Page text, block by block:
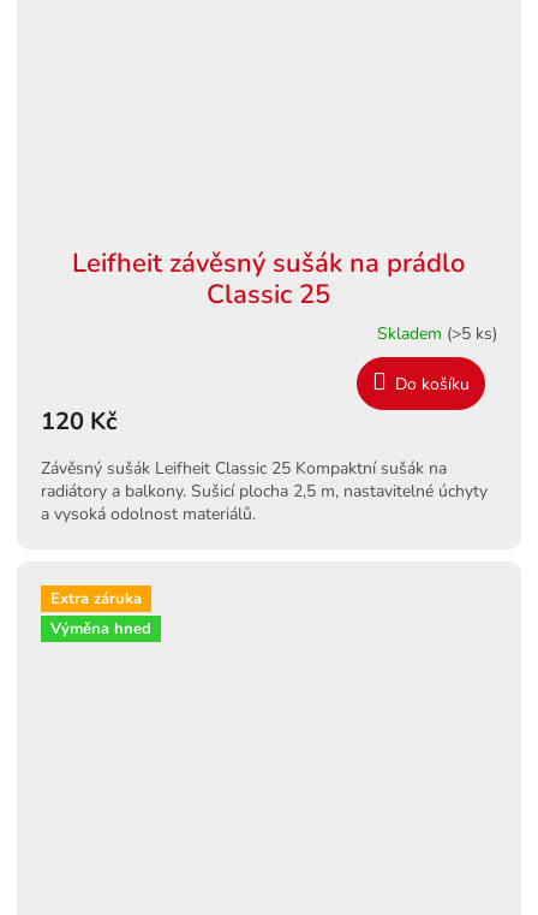
Leifheit závěsný sušák na prádlo
Classic 25
Skladem (>5 ks)
120 Kč
Do košíku
Závěsný sušák Leifheit Classic 25 Kompaktní sušák na
radiátory a balkony. Sušicí plocha 2,5 m, nastavitelné úchyty
a vysoká odolnost materiálů.
Extra záruka
Výměna hned